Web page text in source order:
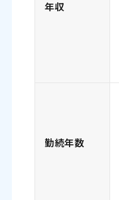
年収
勤続年数